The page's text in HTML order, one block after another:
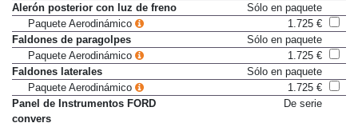
Alerón posterior con luz de freno
Sólo en paquete
Paquete Aerodinámico
1.725 €
Faldones de paragolpes
Sólo en paquete
Paquete Aerodinámico
1.725 €
Faldones laterales
Sólo en paquete
Paquete Aerodinámico
1.725 €
Panel de Instrumentos FORD
convers
De serie